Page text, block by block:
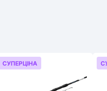
СУПЕРЦІНА